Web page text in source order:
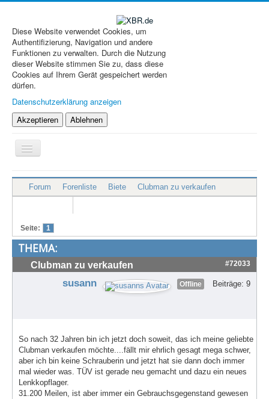
Diese Website verwendet Cookies, um
Authentifizierung, Navigation und andere
Funktionen zu verwalten. Durch die Nutzung
dieser Website stimmen Sie zu, dass diese
Cookies auf Ihrem Gerät gespeichert werden
dürfen.
Datenschutzerklärung anzeigen
Akzeptieren
Ablehnen
Navigation
an/aus
XBR.de
Technik
Treffen & Touren
Cafe-Ecke
Forum Forenliste Biete Clubman zu verkaufen
Seite: 1
THEMA:
Clubman zu verkaufen #72033
susann Offline Beiträge: 9
So nach 32 Jahren bin ich jetzt doch soweit, das ich meine geliebte
Clubman verkaufen möchte....fällt mir ehrlich gesagt mega schwer,
aber ich bin keine Schrauberin und jetzt hat sie dann doch immer
mal wieder was. TÜV ist gerade neu gemacht und dazu ein neues
Lenkkopflager.
31.200 Meilen, ist aber immer ein Gebrauchsgegenstand gewesen